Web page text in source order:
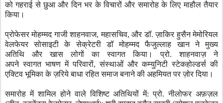
को गहराई से छुआ और दिन भर के विचारों और समारोह के लिए माहौल तैयार
किया।
प्रोफेसर मोहम्मद गाजी शाहनवाज,महासचिव,और डॉ. ज़ाकिर हुसैन मेमोरियल
वेलफेयर सोसाइटी के सेक्रेटरी डॉ मोहम्मद फैजुल्लाह खान ने
मुख्य
अतिथि
और खास लोगों का स्वागत किया। प्रो. शाहनवाज़ ने
अपने स्वागत भाषण में परिवारों,संस्थाओं और कम्युनिटी स्टेकहोल्डर्स की
एक्टिव भूमिका के ज़रिये बाधा रहित समाज बनाने की अहमियत पर ज़ोर दिया।
समारोह में शामिल होने वाले विशिष्ट अतिथियों में: प्रो. नीलोफर अफ़ज़ल